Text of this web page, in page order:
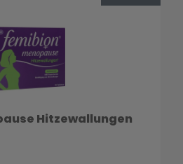
Hitzewallungen